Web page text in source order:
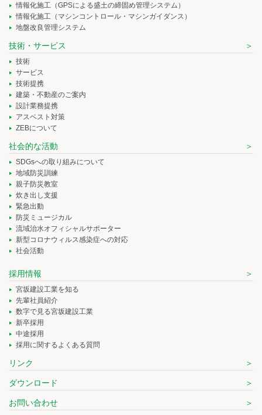
情報化施工（GPSによる盛土の締固め管理システム）
情報化施工（マシンコントロール・マシンガイダンス）
地盤改良管理システム
技術・サービス
技術
サービス
技術提携
建築・不動産のご案内
設計業務提携
アスベスト対策
ZEBについて
社会的な活動
SDGsへの取り組みについて
地域防災訓練
親子防災教室
炊き出し支援
緊急出動
防災ミュージカル
流域治水オフィシャルサポーター
新型コロナウィルス感染症への対応
社会活動
採用情報
宮坂建設工業を知る
先輩社員紹介
数字で見る宮坂建設工業
新卒採用
中途採用
採用に関するよくある質問
リンク
ダウンロード
お問い合わせ